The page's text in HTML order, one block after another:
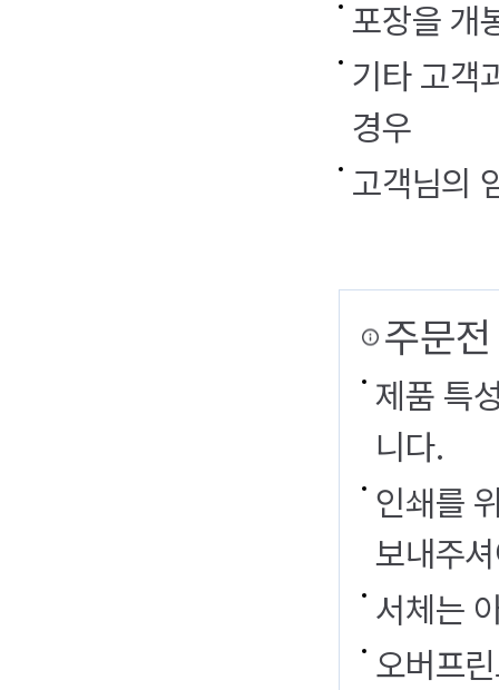
포장을 개
기타 고객
경우
고객님의
주문
제품 특
니다.
인쇄를
보내주
서체는
오버프